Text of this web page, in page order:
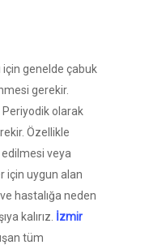
için genelde çabuk
gerekir.
olarak
Özellikle
veya
için uygun alan
hastalığa neden
kalırız. İzmir
tüm